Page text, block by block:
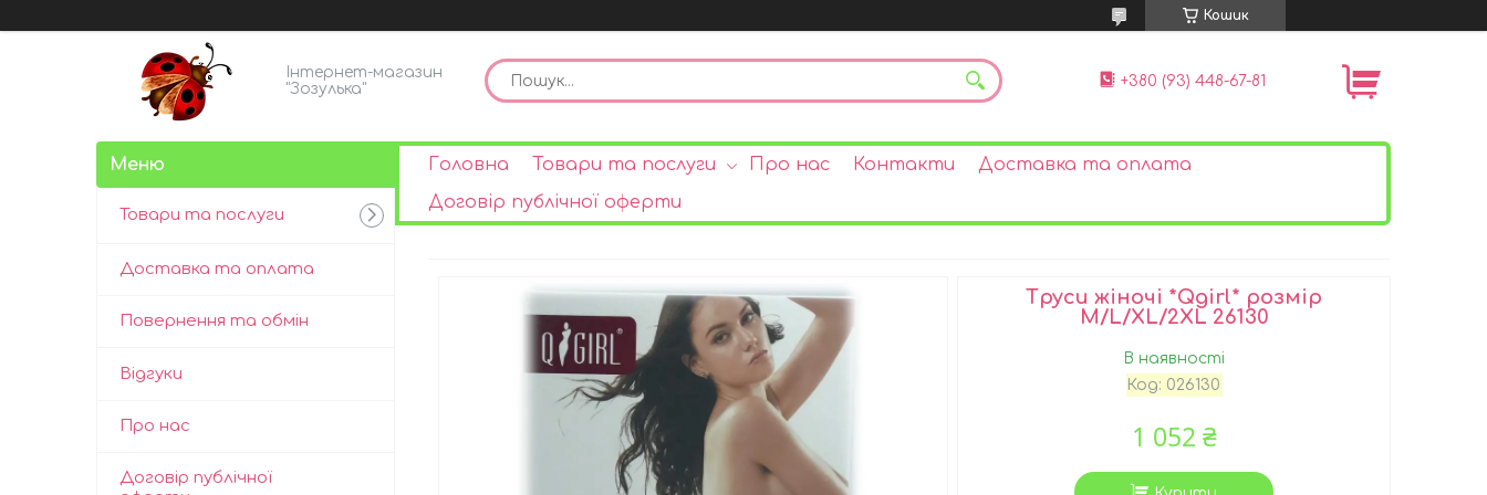
Кошик
Інтернет-магазин
"Зозулька"
+380 (93) 448-67-81
Головна Товари та послуги Про нас Контакти
Доставка та оплата
Договір публічної оферти
Труси жіночі *Qgirl* розмір
M/L/XL/2XL 26130
В наявності
Код: 026130
1 052 ₴
Товари та послуги
Доставка та оплата
Повернення та обмін
Відгуки
Про нас
Договір публічної